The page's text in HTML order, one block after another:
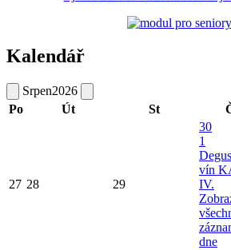
Kalendář
Srpen2026
Po
Út St
27 28 29
30
1
vín
IV.
dne